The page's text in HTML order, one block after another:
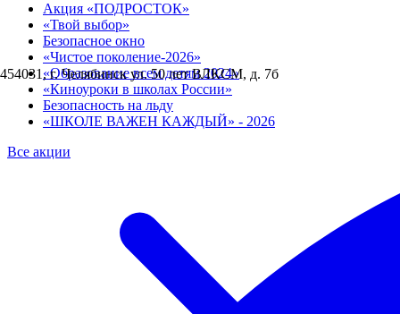
454031, г. Челябинск ул. 50 лет ВЛКСМ, д. 7б
Акция «ПОДРОСТОК»
«Твой выбор»
Безопасное окно
«Чистое поколение-2026»
«Образование всем детям 2024»
«Киноуроки в школах России»
Безопасность на льду
«ШКОЛЕ ВАЖЕН КАЖДЫЙ» - 2026
Все акции